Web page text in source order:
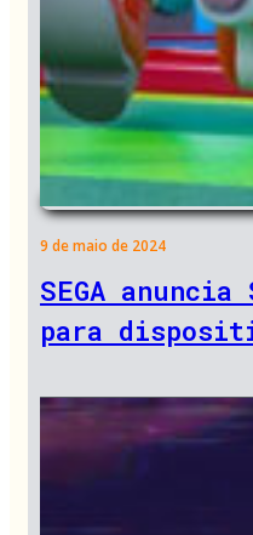
9 de maio de 2024
SEGA anuncia
para